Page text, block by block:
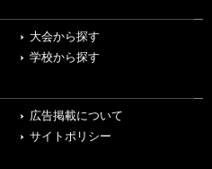
大会から探す
学校から探す
広告掲載について
サイトポリシー